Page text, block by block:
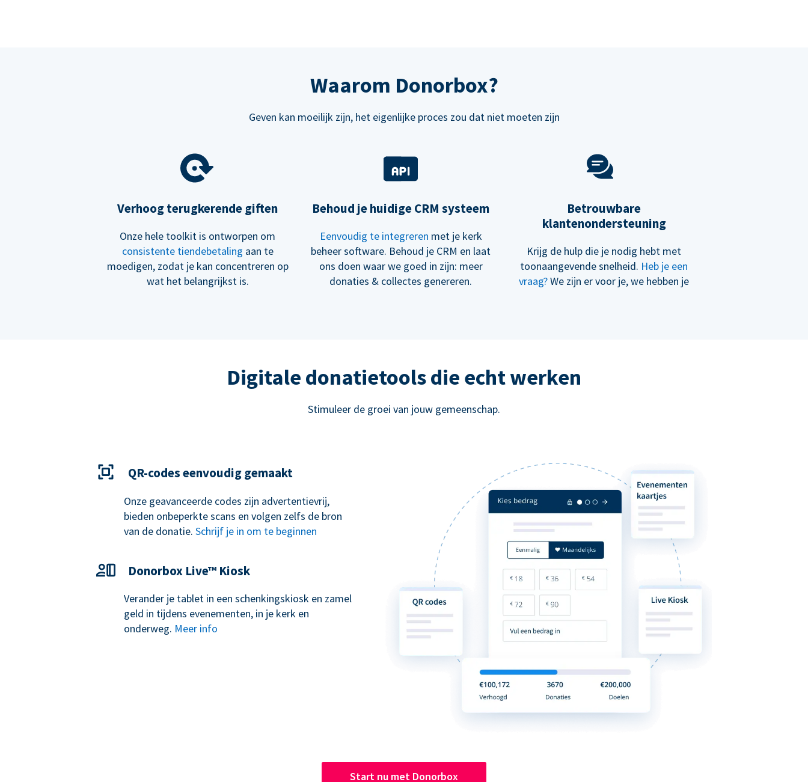
Waarom Donorbox?
Geven kan moeilijk zijn, het eigenlijke proces zou dat niet moeten zijn
Verhoog terugkerende giften
Onze hele toolkit is ontworpen om
consistente tiendebetaling aan te
moedigen, zodat je kan concentreren op
wat het belangrijkst is.
Behoud je huidige CRM systeem
Eenvoudig te integreren met je kerk
beheer software. Behoud je CRM en laat
ons doen waar we goed in zijn: meer
donaties & collectes genereren.
Betrouwbare
klantenondersteuning
Krijg de hulp die je nodig hebt met
toonaangevende snelheid. Heb je een
vraag?We zijn er voor je, we hebben je
Digitale donatietools die echt werken
Stimuleer de groei van jouw gemeenschap.
QR-codes eenvoudig gemaakt
Onze geavanceerde codes zijn advertentievrij,
bieden onbeperkte scans en volgen zelfs de bron
van de donatie. Schrijf je in om te beginnen
Donorbox Live™ Kiosk
Verander je tablet in een schenkingskiosk en zamel
geld in tijdens evenementen, in je kerk en
onderweg. Meer info
Start nu met Donorbox